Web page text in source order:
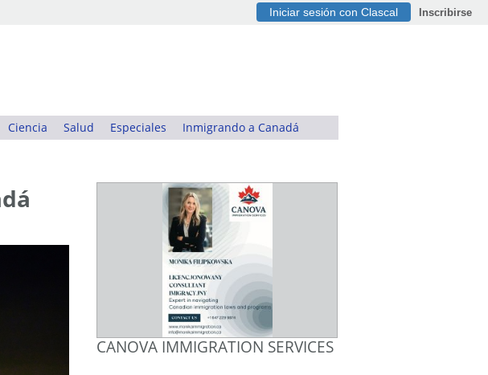
Iniciar sesión con Clascal Inscribirse
Ciencia Salud Especiales Inmigrando a Canadá
CANOVA IMMIGRATION SERVICES